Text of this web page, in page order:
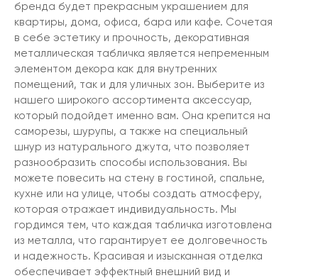
бренда будет прекрасным украшением для
квартиры, дома, офиса, бара или кафе. Сочетая
в себе эстетику и прочность, декоративная
металлическая табличка является непременным
элементом декора как для внутренних
помещений, так и для уличных зон. Выберите из
нашего широкого ассортимента аксессуар,
который подойдет именно вам. Она крепится на
саморезы, шурупы, а также на специальный
шнур из натурального джута, что позволяет
разнообразить способы использования. Вы
можете повесить на стену в гостиной, спальне,
кухне или на улице, чтобы создать атмосферу,
которая отражает индивидуальность. Мы
гордимся тем, что каждая табличка изготовлена
из металла, что гарантирует ее долговечность
и надежность. Красивая и изысканная отделка
обеспечивает эффектный внешний вид и